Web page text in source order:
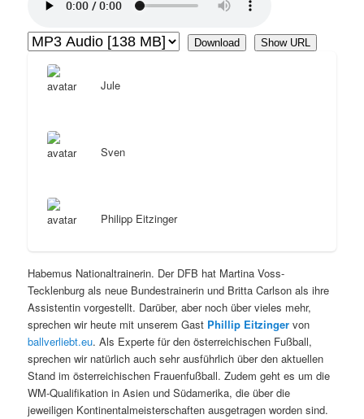
Download Show URL
Jule
Sven
Philipp Eitzinger
Habemus Nationaltrainerin. Der DFB hat Martina Voss-
Tecklenburg als neue Bundestrainerin und Britta Carlson als ihre
Assistentin vorgestellt. Darüber, aber noch über vieles mehr,
sprechen wir heute mit unserem Gast Phillip Eitzinger von
ballverliebt.eu. Als Experte für den österreichischen Fußball,
sprechen wir natürlich auch sehr ausführlich über den aktuellen
Stand im österreichischen Frauenfußball. Zudem geht es um die
WM-Qualifikation in Asien und Südamerika, die über die
jeweiligen Kontinentalmeisterschaften ausgetragen worden sind.